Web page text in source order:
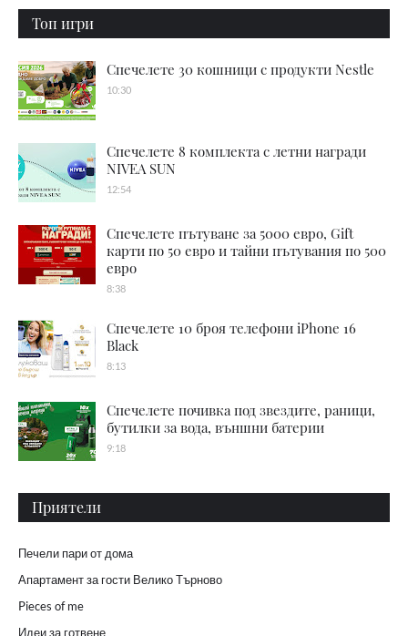
Топ игри
Спечелете 30 кошници с продукти Nestle
10:30
Спечелете 8 комплекта с летни награди
NIVEA SUN
12:54
Спечелете пътуване за 5000 евро, Gift
карти по 50 евро и тайни пътувания по 500
евро
8:38
Спечелете 10 броя телефони iPhone 16
Black
8:13
Спечелете почивка под звездите, раници,
бутилки за вода, външни батерии
9:18
Приятели
Печели пари от дома
Апартамент за гости Велико Търново
Pieces of me
Идеи за готвене